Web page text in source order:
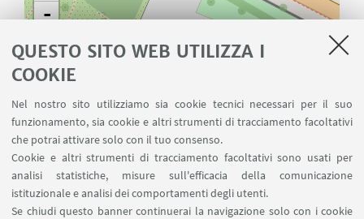
QUESTO SITO WEB UTILIZZA I
COOKIE
Nel nostro sito utilizziamo sia cookie tecnici necessari per il suo
funzionamento, sia cookie e altri strumenti di tracciamento facoltativi
che potrai attivare solo con il tuo consenso.
Cookie e altri strumenti di tracciamento facoltativi sono usati per
analisi statistiche, misure sull'efficacia della comunicazione
istituzionale e analisi dei comportamenti degli utenti.
Se chiudi questo banner continuerai la navigazione solo con i cookie
-